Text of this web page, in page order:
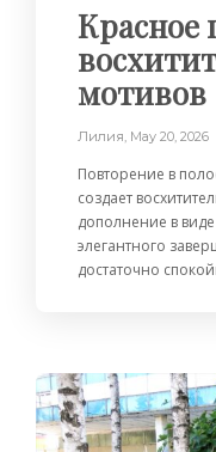
Красное
мотивов
Лилия May 20, 2026
Повторение в
создает
дополнение в
элегантного
достаточно